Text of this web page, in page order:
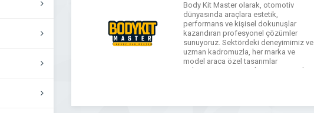
Body Kit Master olarak, otomotiv
dünyasında araçlara estetik,
performans ve kişisel dokunuşlar
kazandıran profesyonel çözümler
sunuyoruz. Sektördeki deneyimimiz ve
uzman kadromuzla, her marka ve
model araca özel tasarımlar
geliştiriyoruz. Hizmetlerimiz arasında;
Özel Tasarım ve Montajyer almaktadır.